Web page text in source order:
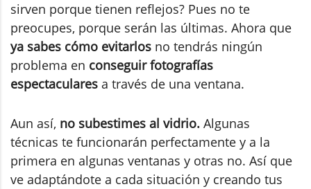
sirven porque tienen reflejos? Pues no te
preocupes, porque serán las últimas. Ahora que
ya sabes cómo evitarlos no tendrás ningún
problema en conseguir fotografías
espectaculares a través de una ventana.
Aun así, no subestimes al vidrio. Algunas
técnicas te funcionarán perfectamente y a la
primera en algunas ventanas y otras no. Así que
ve adaptándote a cada situación y creando tus